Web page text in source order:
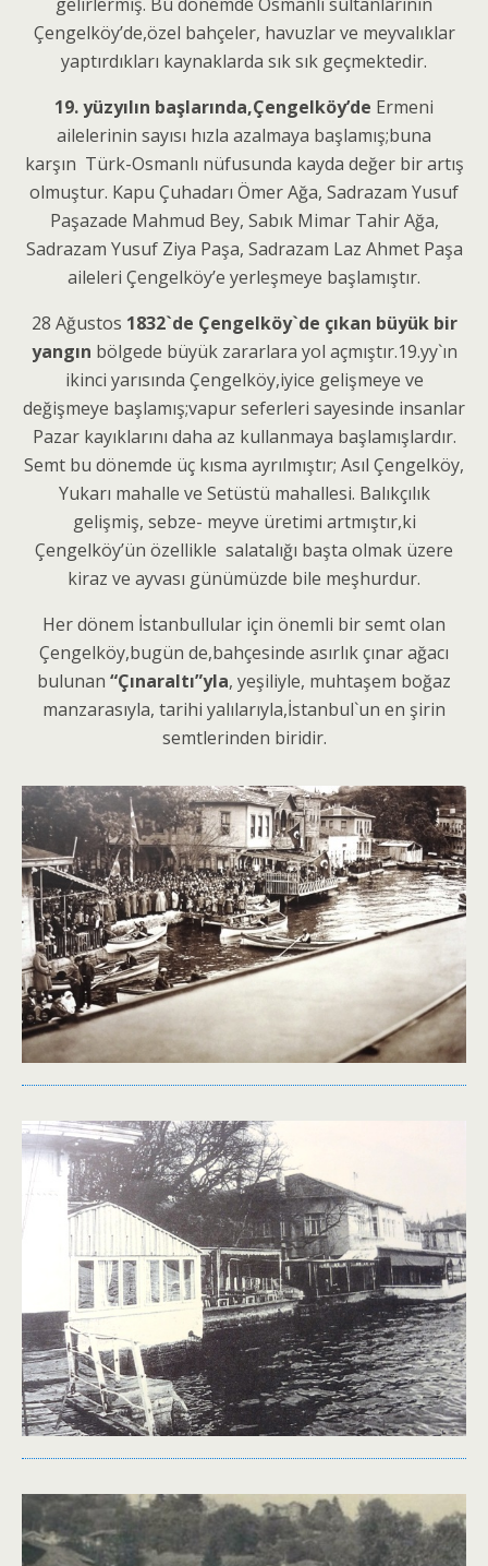
Çengelköy’de,özel bahçeler, havuzlar ve meyvalıklar
yaptırdıkları kaynaklarda sık sık geçmektedir.
19. yüzyılın başlarında,Çengelköy’de Ermeni
ailelerinin sayısı hızla azalmaya başlamış;buna
karşın Türk-Osmanlı nüfusunda kayda değer bir artış
olmuştur. Kapu Çuhadarı Ömer Ağa, Sadrazam Yusuf
Paşazade Mahmud Bey, Sabık Mimar Tahir Ağa,
Sadrazam Yusuf Ziya Paşa, Sadrazam Laz Ahmet Paşa
aileleri Çengelköy’e yerleşmeye başlamıştır.
28 Ağustos 1832`de Çengelköy`de çıkan büyük bir
yangın bölgede büyük zararlara yol açmıştır.19.yy`ın
ikinci yarısında Çengelköy,iyice gelişmeye ve
değişmeye başlamış;vapur seferleri sayesinde insanlar
Pazar kayıklarını daha az kullanmaya başlamışlardır.
Semt bu dönemde üç kısma ayrılmıştır; Asıl Çengelköy,
Yukarı mahalle ve Setüstü mahallesi. Balıkçılık
gelişmiş, sebze- meyve üretimi artmıştır,ki
Çengelköy’ün özellikle salatalığı başta olmak üzere
kiraz ve ayvası günümüzde bile meşhurdur.
Her dönem İstanbullular için önemli bir semt olan
Çengelköy,bugün de,bahçesinde asırlık çınar ağacı
bulunan “Çınaraltı”yla, yeşiliyle, muhtaşem boğaz
manzarasıyla, tarihi yalılarıyla,İstanbul`un en şirin
semtlerinden biridir.